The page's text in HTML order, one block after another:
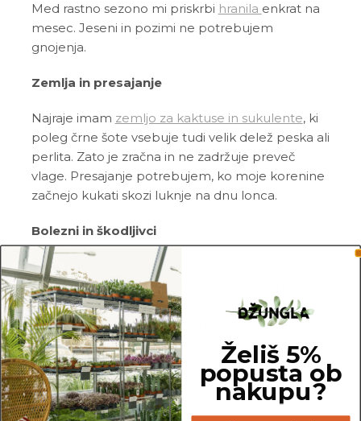
Med rastno sezono mi priskrbi hranila enkrat na
mesec. Jeseni in pozimi ne potrebujem
gnojenja.
Zemlja in presajanje
Najraje imam zemljo za kaktuse in sukulente, ki
poleg črne šote vsebuje tudi velik delež peska ali
perlita. Zato je zračna in ne zadržuje preveč
vlage. Presajanje potrebujem, ko moje korenine
začnejo kukati skozi luknje na dnu lonca.
Bolezni in škodljivci
Sem zelo neobčutljiva rastlina, zato me redko
napadejo bolezni in škodljivci. Najbolj pogosto
me napadejo tripsi, kaparji, pršice, listne in
volnate uši. Zato me redno pregleduj in me ob
znakih škodljivcev pozdravi z insekticidom ali
mešanicoNeem tonikain vode.
Pogoste težave
Želiš 5%
popusta ob
nakupu?